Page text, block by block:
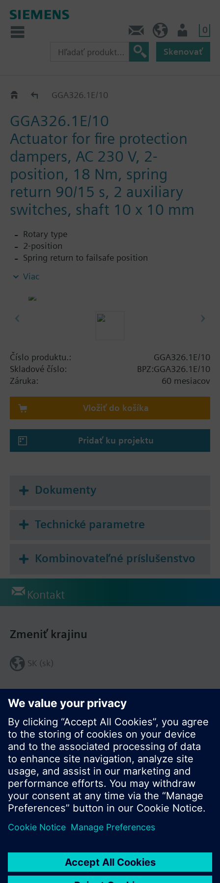
0
Skenovať
GGA..26.1EGGA326.1E/10
GGA326.1E/10
Actuator for fire protection
dampers, AC 230 V, 2-
position, 18 Nm, spring
return 90/15 s, 2 auxiliary
switches, shaft 10 x 10 mm
Rotary type
2-position
Spring return to failsafe position
and 80 °
from die-cast aluminium and 0.9 m connecting
cable
Degree of protection: Actuator IP54
Viac
Číslo produktu.:
GGA326.1E/10
Skladové číslo:
BPZ:GGA326.1E/10
Záruka:
60 mesiacov
Vložiť do košíka
Pridať ku projektu
Dokumenty
Technické parametre
Kombinovateľné príslušenstvo
Kontakt
Zdieľať túto stránku:
Zmeniť krajinu
SK (sk)
© Siemens Switzerland Ltd. 2016
rôznych krajinách.